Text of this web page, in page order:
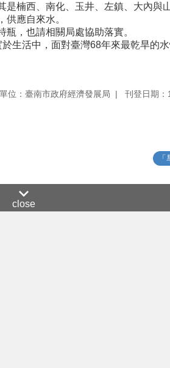
楠西、南化、玉井、左鎮、大內與
應自來水。
，也請相關局處協助落實。
生活中，面對臺灣68年來最乾旱的
位：臺南市政府經濟發展局 刊登日期
close